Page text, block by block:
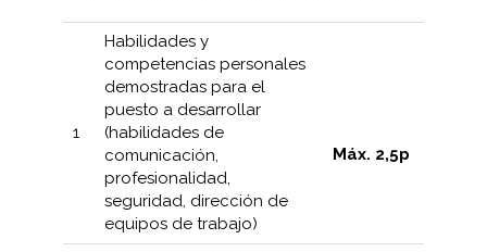
1
Habilidades y
competencias personales
demostradas para el
puesto a desarrollar
(habilidades de
comunicación,
profesionalidad,
seguridad, dirección de
equipos de trabajo)
Máx. 2,5p